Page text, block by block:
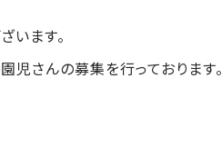
います。
さんの募集を行っております。